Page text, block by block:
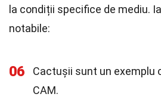
la condiții specifice de mediu.
notabile:
06
Cactușii sunt un exemplu
CAM.